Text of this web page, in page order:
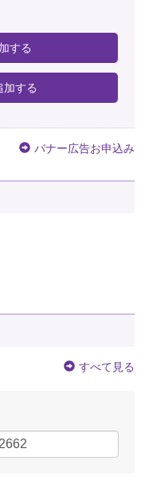
する
加する
バナー広告お申込み
すべて見る